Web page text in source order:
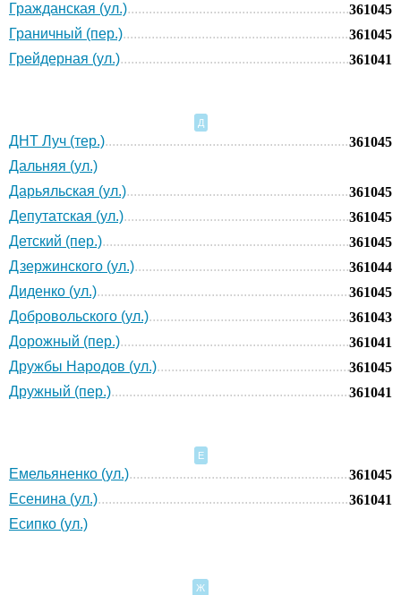
Гражданская (ул.)
361045
Граничный (пер.)
361045
Грейдерная (ул.)
361041
Д
ДНТ Луч (тер.)
361045
Дальняя (ул.)
Дарьяльская (ул.)
361045
Депутатская (ул.)
361045
Детский (пер.)
361045
Дзержинского (ул.)
361044
Диденко (ул.)
361045
Добровольского (ул.)
361043
Дорожный (пер.)
361041
Дружбы Народов (ул.)
361045
Дружный (пер.)
361041
Е
Емельяненко (ул.)
361045
Есенина (ул.)
361041
Есипко (ул.)
Ж